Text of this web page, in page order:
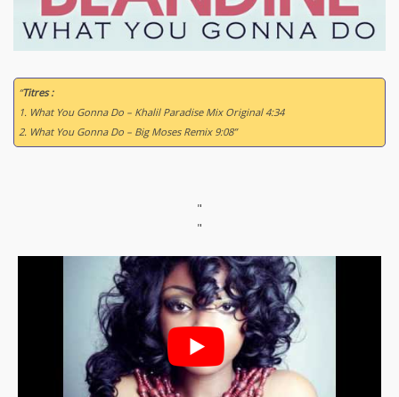
“Titres :
1. What You Gonna Do – Khalil Paradise Mix Original 4:34
2. What You Gonna Do – Big Moses Remix 9:08”
"
"